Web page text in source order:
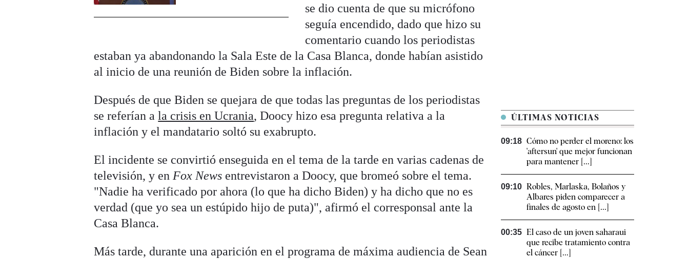
se dio cuenta de que su micrófono
seguía encendido, dado que hizo su
comentario cuando los periodistas
estaban ya abandonando la Sala Este de la Casa Blanca, donde habían asistido
al inicio de una reunión de Biden sobre la inflación.
Después de que Biden se quejara de que todas las preguntas de los periodistas
se referían ala crisis en Ucrania, Doocy hizo esa pregunta relativa a la
inflación y el mandatario soltó su exabrupto.
El incidente se convirtió enseguida en el tema de la tarde en varias cadenas de
televisión, y enFox News entrevistaron a Doocy, que bromeó sobre el tema.
"Nadie ha verificado por ahora (lo que ha dicho Biden) y ha dicho que no es
verdad (que yo sea un estúpido hijo de puta)", afirmó el corresponsal ante la
Casa Blanca.
Más tarde, durante una aparición en el programa de máxima audiencia de Sean
ÚLTIMAS NOTICIAS
09:18 Cómo no perder el moreno: los
'aftersun' que mejor funcionan
para mantener [...]
09:10 Robles, Marlaska, Bolaños y
Albares piden comparecer a
finales de agosto en [...]
00:35 El caso de un joven saharaui
que recibe tratamiento contra
el cáncer [...]